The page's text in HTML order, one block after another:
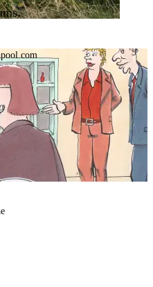
der
ist der
Stadt Dortmund der
Hier ist für alle was